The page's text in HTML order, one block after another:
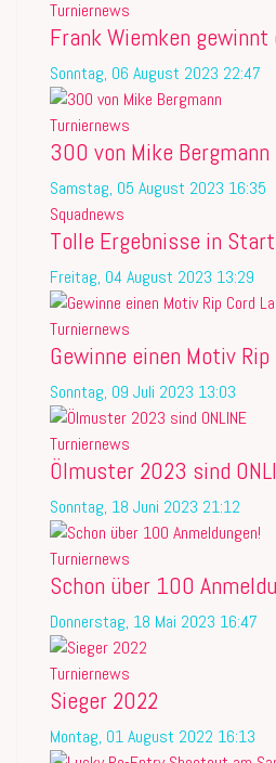
Turniernews
Frank Wiemken gewinnt
Sonntag, 06 August 2023 22:47
Turniernews
300 von Mike Bergmann
Samstag, 05 August 2023 16:35
Squadnews
Tolle Ergebnisse in
Freitag, 04 August 2023 13:29
Turniernews
Gewinne einen Motiv Rip
Sonntag, 09 Juli 2023 13:03
Turniernews
Ölmuster 2023 sind
Sonntag, 18 Juni 2023 21:12
Turniernews
Schon über 100
Donnerstag, 18 Mai 2023 16:47
Turniernews
Sieger 2022
Montag, 01 August 2022 16:13